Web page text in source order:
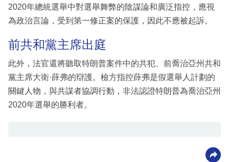
2020年總統選舉中對選舉舞弊的陰謀論和廣泛指控，應視
為政治言論，受到第一修正案的保護，因此不應被起訴。
前共和黨主席出庭
此外，法官還將聽取特朗普案件中的共犯、前喬治亞州共和
黨主席大衛·薛弗的辯護。檢方指控薛弗是假選舉人計劃的
關鍵人物，與共謀者協調行動，非法認證特朗普為喬治亞州
2020年選舉的勝利者。